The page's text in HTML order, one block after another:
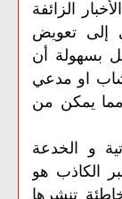
الزائفة
إلى تعویض
بسھولة أن
او مدعي
مما یمكن من
و الخدعة
الكاذب ھو
تنشرھا